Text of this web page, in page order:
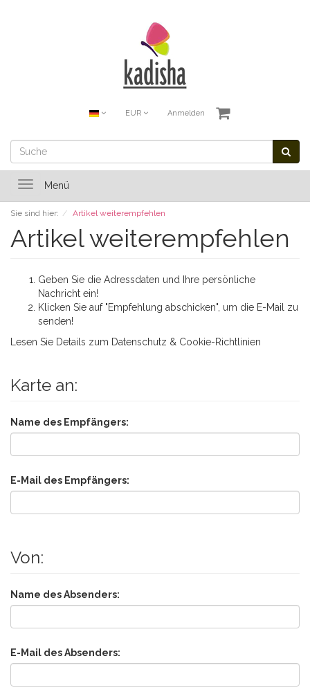
EUR Anmelden
ToggleMenü
Sie sind hier: Artikel weiterempfehlen
Artikel weiterempfehlen
Geben Sie die Adressdaten und Ihre persönliche
Nachricht ein!
Klicken Sie auf "Empfehlung abschicken", um die E-Mail zu
senden!
Lesen Sie Details zum Datenschutz & Cookie-Richtlinien
Karte an:
Name des Empfängers:
E-Mail des Empfängers:
Von:
Name des Absenders:
E-Mail des Absenders: